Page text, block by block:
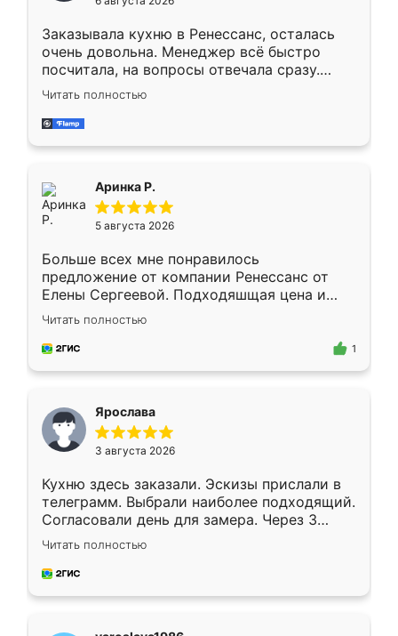
мебели буду заказывать только здесь.
Заказывала кухню в Ренессанс, осталась
очень довольна. Менеджер всё быстро
посчитала, на вопросы отвечала сразу.
Замерщик приехал в субботу, подошёл к
делу со всей ответственностью. Собрали
за день, ребята работали аккуратно, даже
Читать полностью
Аринка Р.
5 августа 2026
Больше всех мне понравилось
предложение от компании Ренессанс от
Елены Сергеевой. Подходяшщая цена и
короткие сроки изготовления. Приехавший
для замера сотрудник Владислав
предложил по моему эскизу самый
Читать полностью
1
Ярослава
3 августа 2026
Кухню здесь заказали. Эскизы прислали в
телеграмм. Выбрали наиболее подходящий.
Согласовали день для замера. Через 3
недели кухня была уже готова. Остались
довольны работой. Спасибо Ренессанс
мебель за качественную работу!
Читать полностью